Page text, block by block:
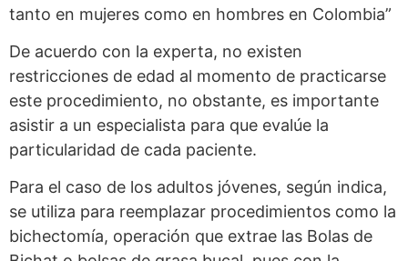
tanto en mujeres como en hombres en Colombia”
De acuerdo con la experta, no existen
restricciones de edad al momento de practicarse
este procedimiento, no obstante, es importante
asistir a un especialista para que evalúe la
particularidad de cada paciente.
Para el caso de los adultos jóvenes, según indica,
se utiliza para reemplazar procedimientos como la
bichectomía, operación que extrae las Bolas de